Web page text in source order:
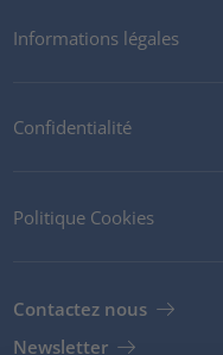
Informations légales
Confidentialité
Politique Cookies
Contactez nous
Newsletter